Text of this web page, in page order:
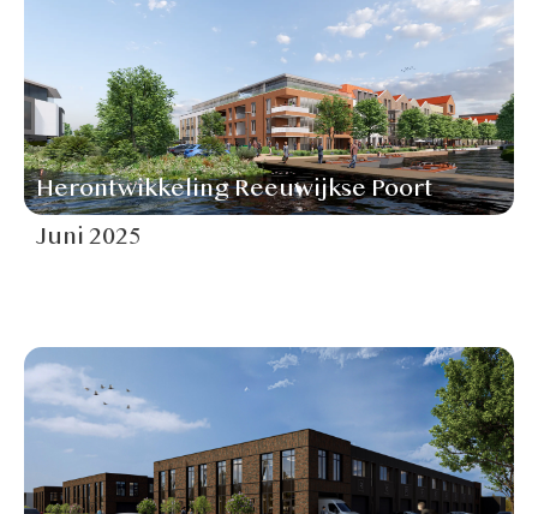
Herontwikkeling Reeuwijkse Poort
Juni 2025